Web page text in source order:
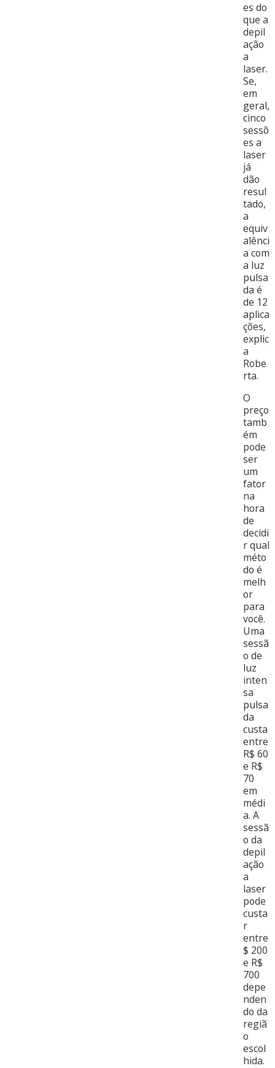
es do
que a
depil
ação
a
laser.
Se,
em
geral,
cinco
sessõ
es a
laser
já
dão
resul
tado,
a
equiv
alênci
a com
a luz
pulsa
da é
de 12
aplica
ções,
explic
a
Robe
rta.
O
preço
tamb
ém
pode
ser
um
fator
na
hora
de
decidi
r qual
méto
do é
melh
or
para
você.
Uma
sessã
o de
luz
inten
sa
pulsa
da
custa
entre
R$ 60
e R$
70
em
médi
a. A
sessã
o da
depil
ação
a
laser
pode
custa
r
entre
$ 200
e R$
700
depe
nden
do da
regiã
o
escol
hida.